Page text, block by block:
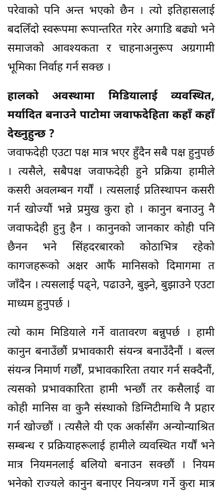
परेवाको पनि अन्त भएको छैन । त्यो इतिहासलाई
बदलिँदो स्वरूपमा रूपान्तरित गरेर अगाडि बढ्यो भने
समाजको आवश्यकता र चाहनाअनुरूप अग्रगामी
भूमिका निर्वाह गर्न सक्छ ।
हालको अवस्थामा मिडियालाई व्यवस्थित,
मर्यादित बनाउने पाटोमा जवाफदेहिता कहाँ कहाँ
देख्नुहुन्छ ?
जवाफदेही एउटा पक्ष मात्र भएर हुँदैन सबै पक्ष हुनुपर्छ
। त्यसैले, सबैपक्ष जवाफदेही हुने प्रक्रिया हामीले
कसरी अवलम्बन गर्यौं । त्यसलाई प्रतिस्थापन कसरी
गर्न खोज्याैं भन्ने प्रमुख कुरा हो । कानुन बनाउनु नै
जवाफदेही हुनु हैन । कानुनको जानकार कोही पनि
छैनन भने सिंहदरबारको कोठाभित्र रहेको
कागजहरूको अक्षर आफैं मानिसको दिमागमा त
जाँदैन । त्यसलाई पढ्ने, पढाउने, बुझ्ने, बुझाउने एउटा
माध्यम हुनुपर्छ ।
त्यो काम मिडियाले गर्ने वातावरण बन्नुपर्छ । हामी
कानुन बनाउँछौं प्रभावकारी संयन्त्र बनाउँदैनौं । बल्ल
संयन्त्र निमार्ण गर्छौं, प्रभावकारिता तयार गर्न सक्दैनाैं,
त्यसको प्रभावकारिता हामी भन्छाैं तर कसैलाई वा
कोही मानिस वा कुनै संस्थाको डिग्निटीमाथि नै प्रहार
गर्न खोज्छौं । त्यसैले यी एक अर्कासँग अन्योन्याश्रित
सम्बन्ध र प्रक्रियाहरूलाई हामीले व्यवस्थित गर्यौं भने
मात्र नियमनलाई बलियो बनाउन सक्छौं । नियम
भनेको राज्यले कानुन बनाएर नियन्त्रण गर्ने कुरा मात्र